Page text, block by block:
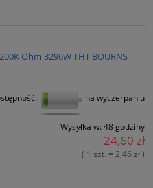
Ohm 3296W THT BOURNS
na wyczerpaniu
Wysyłka w: 48 godziny
24,60 zł
( 1 szt. = 2,46 zł )